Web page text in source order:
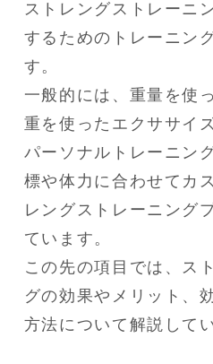
ストレングストレーニ
するためのトレーニン
す。
一般的には、重量を使
重を使ったエクササイ
パーソナルトレーニン
標や体力に合わせてカ
レングストレーニング
ています。
この先の項目では、ス
グの効果やメリット、
方法について解説して